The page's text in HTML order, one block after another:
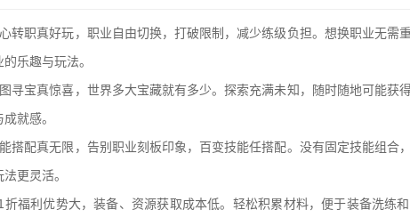
转职真好玩，职业自由切换，打破限制，减少练级负担。想换职业无需
的乐趣与玩法。
寻宝真惊喜，世界多大宝藏就有多少。探索充满未知，随时随地可能获
就感。
搭配真无限，告别职业刻板印象，百变技能任搭配。没有固定技能组合
更灵活。
折福利优势大，装备、资源获取成本低。轻松积累材料，便于装备洗练